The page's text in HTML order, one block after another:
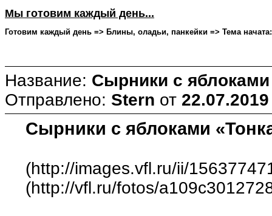
Мы готовим каждый день...
Готовим каждый день => Блины, оладьи, панкейки => Тема начата:
Название: Сырники с яблоками
Отправлено: Stern от
Сырники с яблоками
(http://images.vfl.ru/ii/
(http://vfl.ru/fotos/